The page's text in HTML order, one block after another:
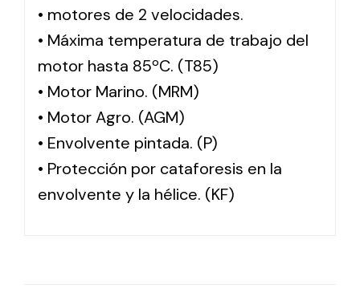
• motores de 2 velocidades.
• Máxima temperatura de trabajo del
motor hasta 85ºC. (T85)
• Motor Marino. (MRM)
• Motor Agro. (AGM)
• Envolvente pintada. (P)
• Protección por cataforesis en la
envolvente y la hélice. (KF)